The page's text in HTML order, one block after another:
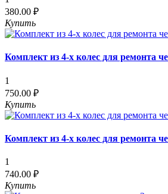
380.00 ₽
Купить
Комплект из 4-х колес для ремонта
1
750.00 ₽
Купить
Комплект из 4-х колес для ремонта
1
740.00 ₽
Купить